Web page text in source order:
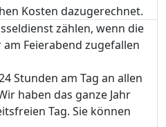
Kosten dazugerechnet.
zählen, wenn die
Feierabend zugefallen
Stunden am Tag an allen
haben das ganze Jahr
Tag. Sie können